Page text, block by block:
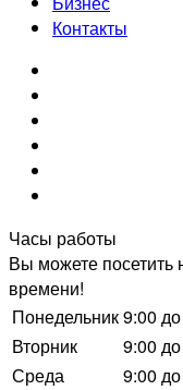
Контакты
Часы работы
Вы можете
времени!
Понедельник9:00
Вторник
9:00
Среда
9:00